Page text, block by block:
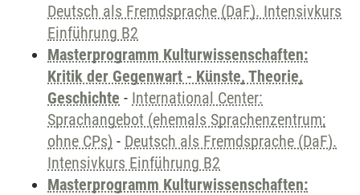
Deutsch als Fremdsprache (DaF). Intensivkurs
Einführung B2
Masterprogramm Kulturwissenschaften:
Kritik der Gegenwart - Künste, Theorie,
Geschichte - International Center:
Sprachangebot (ehemals Sprachenzentrum;
ohne CPs) - Deutsch als Fremdsprache (DaF).
Intensivkurs Einführung B2
Masterprogramm Kulturwissenschaften: